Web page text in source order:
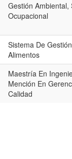
Gestión Ambiental,
Ocupacional
Sistema De
Alimentos
Maestría En
Mención En
Calidad